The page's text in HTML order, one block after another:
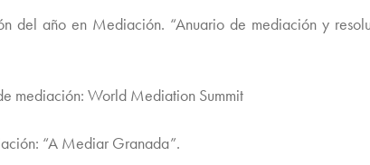
del año en Mediación. “Anuario de mediación y
mediación: World Mediation Summit
“A Mediar Granada”.